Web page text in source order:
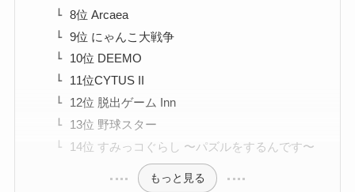
8位 Arcaea
9位 にゃんこ大戦争
10位 DEEMO
11位CYTUS II
12位 脱出ゲーム Inn
13位 野球スター
14位 すみっコぐらし 〜パズルをするんです〜
もっと見る